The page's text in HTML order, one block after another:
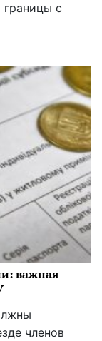
границы с
важная
членов